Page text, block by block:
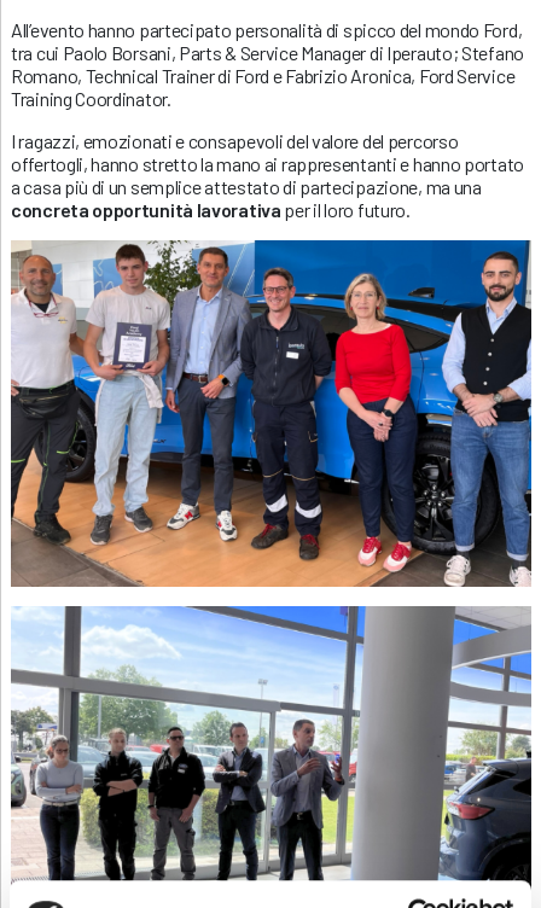
All’evento hanno partecipato personalità di spicco del mondo Ford,
tra cui Paolo Borsani, Parts & Service Manager di Iperauto; Stefano
Romano, Technical Trainer di Ford e Fabrizio Aronica, Ford Service
Training Coordinator.
I ragazzi, emozionati e consapevoli del valore del percorso
offertogli, hanno stretto la mano ai rappresentanti e hanno portato
a casa più di un semplice attestato di partecipazione, ma una
concreta opportunità lavorativa per il loro futuro.